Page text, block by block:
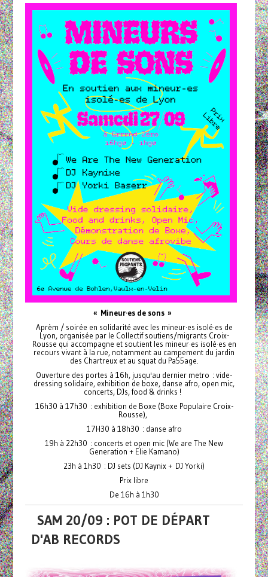
« Mineur·es de sons »
Aprèm / soirée en solidarité avec les mineur·es isolé·es de
Lyon, organisée par le Collectif soutiens/migrants Croix-
Rousse qui accompagne et soutient les mineur·es isolé·es en
recours vivant à la rue, notamment au campement du jardin
des Chartreux et au squat du Pa55age.
Ouverture des portes à 16h, jusqu'au dernier metro : vide-
dressing solidaire, exhibition de boxe, danse afro, open mic,
concerts, DJs, food & drinks !
16h30 à 17h30 : exhibition de Boxe (Boxe Populaire Croix-
Rousse),
17H30 à 18h30 : danse afro
19h à 22h30 : concerts et open mic (We are The New
Generation + Elie Kamano)
23h à 1h30 : DJ sets (DJ Kaynix + DJ Yorki)
Prix libre
De 16h à 1h30
SAM 20/09 : POT DE DÉPART
D'AB RECORDS